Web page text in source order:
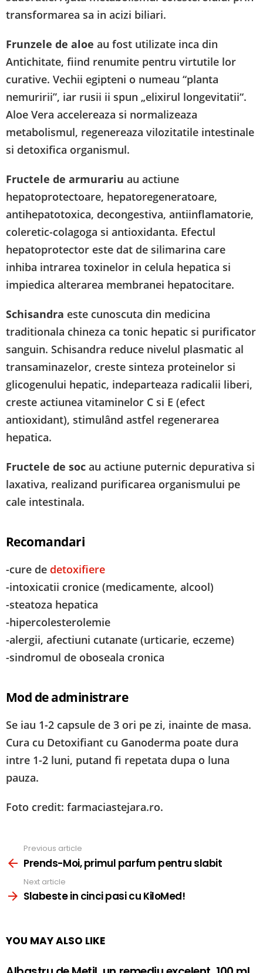
transformarea sa in acizi biliari.
Frunzele de aloe au fost utilizate inca din
Antichitate, fiind renumite pentru virtutile lor
curative. Vechii egipteni o numeau “planta
nemuririi”, iar rusii ii spun „elixirul longevitatii“.
Aloe Vera accelereaza si normalizeaza
metabolismul, regenereaza vilozitatile intestinale
si detoxifica organismul.
Fructele de armurariu au actiune
hepatoprotectoare, hepatoregeneratoare,
antihepatotoxica, decongestiva, antiinflamatorie,
coleretic-colagoga si antioxidanta. Efectul
hepatoprotector este dat de silimarina care
inhiba intrarea toxinelor in celula hepatica si
impiedica alterarea membranei hepatocitare.
Schisandra este cunoscuta din medicina
traditionala chineza ca tonic hepatic si purificator
sanguin. Schisandra reduce nivelul plasmatic al
transaminazelor, creste sinteza proteinelor si
glicogenului hepatic, indeparteaza radicalii liberi,
creste actiunea vitaminelor C si E (efect
antioxidant), stimulând astfel regenerarea
hepatica.
Fructele de soc au actiune puternic depurativa si
laxativa, realizand purificarea organismului pe
cale intestinala.
Recomandari
-cure de detoxifiere
-intoxicatii cronice (medicamente, alcool)
-steatoza hepatica
-hipercolesterolemie
-alergii, afectiuni cutanate (urticarie, eczeme)
-sindromul de oboseala cronica
Mod de administrare
Se iau 1-2 capsule de 3 ori pe zi, inainte de masa.
Cura cu Detoxifiant cu Ganoderma poate dura
intre 1-2 luni, putand fi repetata dupa o luna
pauza.
Foto credit: farmaciastejara.ro.
more
Previous article
Prends-Moi, primul parfum pentru slabit
Next article
Slabeste in cinci pasi cu KiloMed!
YOU MAY ALSO LIKE